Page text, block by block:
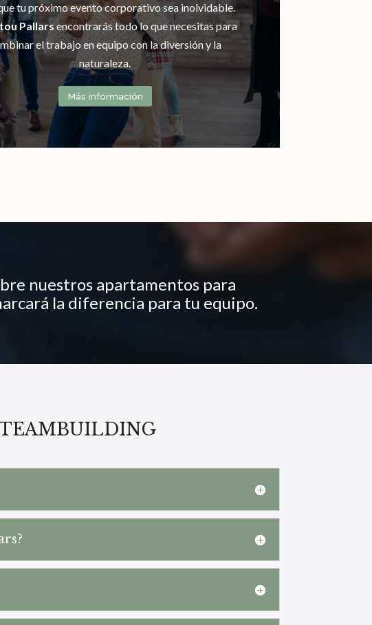
tu próximo evento corporativo sea inolvidable.
Pallars encontrarás todo lo que necesitas para
el trabajo en equipo con la diversión y la
naturaleza.
Más información
nuestros apartamentos para
la diferencia para tu equipo.
TEAMBUILDING